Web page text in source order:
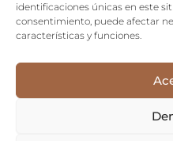
identificaciones únicas en este
consentimiento, puede afectar
características y funciones.